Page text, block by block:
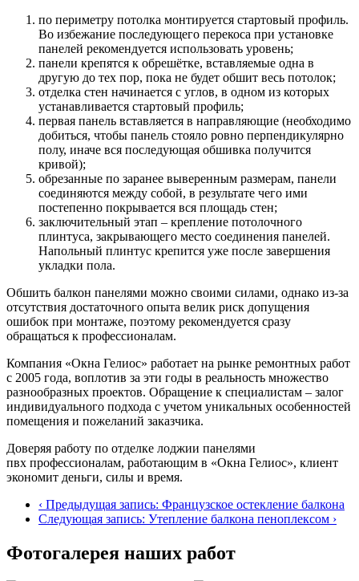
по периметру потолка монтируется стартовый профиль.
Во избежание последующего перекоса при установке
панелей рекомендуется использовать уровень;
панели крепятся к обрешётке, вставляемые одна в
другую до тех пор, пока не будет обшит весь потолок;
отделка стен начинается с углов, в одном из которых
устанавливается стартовый профиль;
первая панель вставляется в направляющие (необходимо
добиться, чтобы панель стояло ровно перпендикулярно
полу, иначе вся последующая обшивка получится
кривой);
обрезанные по заранее выверенным размерам, панели
соединяются между собой, в результате чего ими
постепенно покрывается вся площадь стен;
заключительный этап – крепление потолочного
плинтуса, закрывающего место соединения панелей.
Напольный плинтус крепится уже после завершения
укладки пола.
Обшить балкон панелями можно своими силами, однако из-за
отсутствия достаточного опыта велик риск допущения
ошибок при монтаже, поэтому рекомендуется сразу
обращаться к профессионалам.
Компания «Окна Гелиос» работает на рынке ремонтных работ
с 2005 года, воплотив за эти годы в реальность множество
разнообразных проектов. Обращение к специалистам – залог
индивидуального подхода с учетом уникальных особенностей
помещения и пожеланий заказчика.
Доверяя работу по отделке лоджии панелями
пвх профессионалам, работающим в «Окна Гелиос», клиент
экономит деньги, силы и время.
‹ Предыдущая запись: Французское остекление балкона
Cледующая запись: Утепление балкона пеноплексом ›
Фотогалерея наших работ